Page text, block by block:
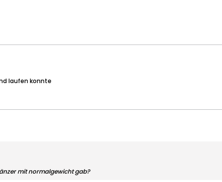
laufen konnte
mit normalgewicht gab?